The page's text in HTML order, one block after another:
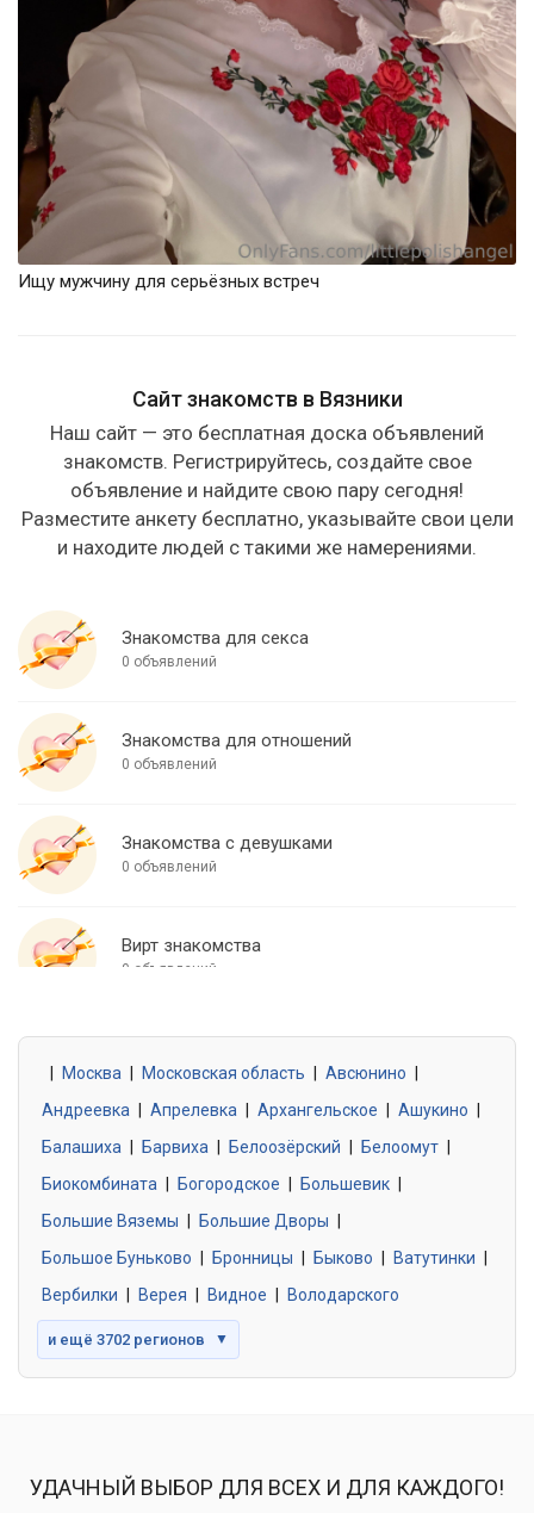
Ищу мужчину для серьёзных встреч
Сайт знакомств в Вязники
Наш сайт — это бесплатная доска объявлений
знакомств. Регистрируйтесь, создайте свое
объявление и найдите свою пару сегодня!
Разместите анкету бесплатно, указывайте свои цели
и находите людей с такими же намерениями.
Знакомства для секса
0 объявлений
Знакомства для отношений
0 объявлений
Знакомства с девушками
0 объявлений
Вирт знакомства
0 объявлений
0 объявлений
Знакомства без обязательств
0 объявлений
Москва Московская область Авсюнино
Андреевка
Апрелевка Архангельское Ашукино
Балашиха
Барвиха Белоозёрский Белоомут
Биокомбината
Богородское Большевик
Большие Вяземы
Большие Дворы
Большое Буньково
Бронницы Быково Ватутинки
Вербилки
Верея Видное Володарского
и ещё 3702 регионов ▼
УДАЧНЫЙ ВЫБОР ДЛЯ ВСЕХ И ДЛЯ КАЖДОГО!